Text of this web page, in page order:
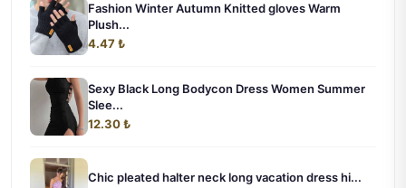
Fashion Winter Autumn Knitted gloves Warm
Plush...
4.47 ₺
Sexy Black Long Bodycon Dress Women Summer
Slee...
12.30 ₺
Chic pleated halter neck long vacation dress hi...